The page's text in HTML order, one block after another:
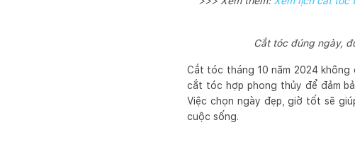
Cắt tóc đúng ngày,
Cắt tóc tháng 10 năm 2024 không
cắt tóc hợp phong thủy để đảm
Việc chọn ngày đẹp, giờ tốt sẽ
cuộc sống.